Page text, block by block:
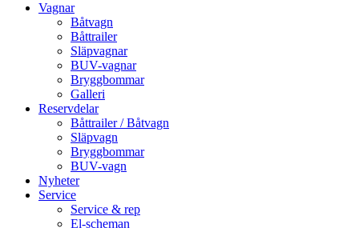
Vagnar
Båtvagn
Båttrailer
Släpvagnar
BUV-vagnar
Bryggbommar
Galleri
Reservdelar
Båttrailer / Båtvagn
Släpvagn
Bryggbommar
BUV-vagn
Nyheter
Service
Service & rep
El-scheman